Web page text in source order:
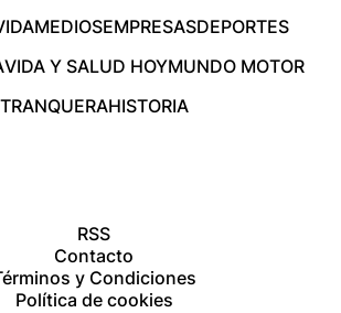
MEDIOSEMPRESASDEPORTES
VIDA Y SALUD HOYMUNDO MOTOR
TRANQUERAHISTORIA
RSS
Contacto
y Condiciones
Política de cookies